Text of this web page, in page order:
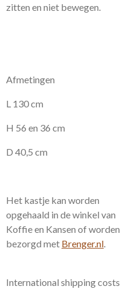
zitten en niet bewegen.
Afmetingen
L 130 cm
H 56 en 36 cm
D 40,5 cm
Het kastje kan worden
opgehaald in de winkel van
Koffie en Kansen of worden
bezorgd met Brenger.nl.
International shipping costs